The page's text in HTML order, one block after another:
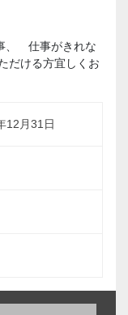
、 仕事がきれな
だける方宜しくお
12月31日